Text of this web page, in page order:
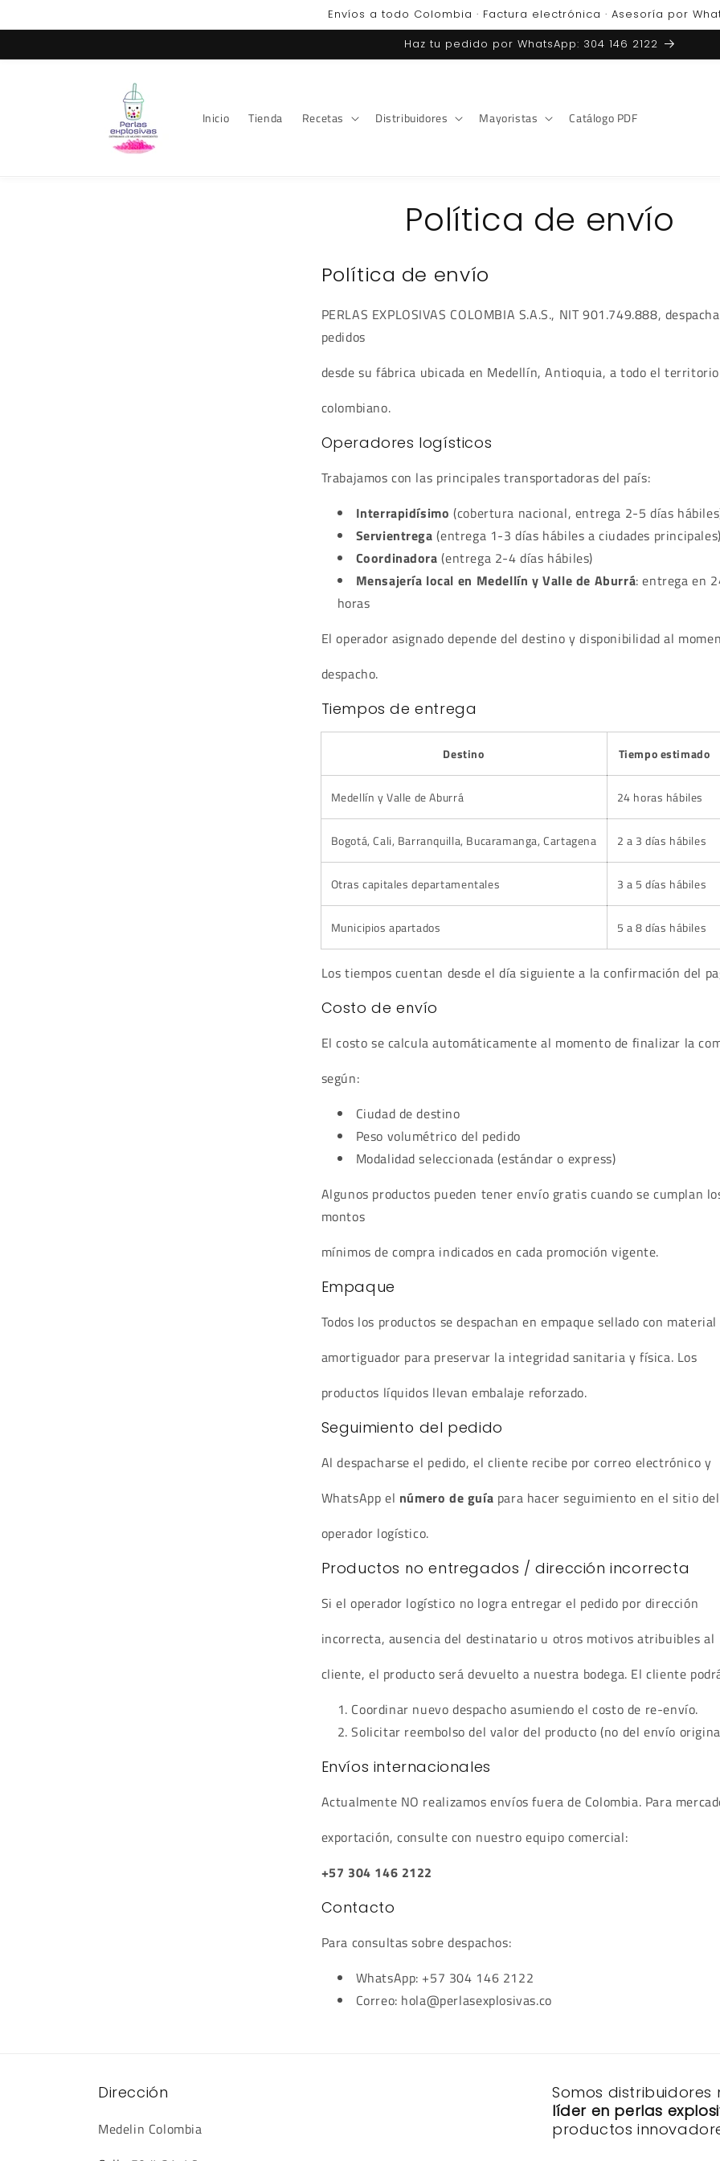
al contenido
Envíos a todo Colombia · Factura electrónica · Asesoría por
Haz tu pedido por WhatsApp: 304 146 2122
Inicio Tienda Recetas Distribuidores Mayoristas Catálogo PDF
Política de envío
Política de envío
PERLAS EXPLOSIVAS COLOMBIA S.A.S., NIT 901.749.888, despacha
pedidos
desde su fábrica ubicada en Medellín, Antioquia, a todo el territorio
colombiano.
Operadores logísticos
Trabajamos con las principales transportadoras del país:
Interrapidísimo (cobertura nacional, entrega 2-5 días
Servientrega (entrega 1-3 días hábiles a ciudades principales)
Coordinadora (entrega 2-4 días hábiles)
Mensajería local en Medellín y Valle de Aburrá: entrega en
horas
El operador asignado depende del destino y disponibilidad al
despacho.
Tiempos de entrega
Destino Tiempo estimado
Medellín y Valle de Aburrá 24 horas hábiles
Bogotá, Cali, Barranquilla, Bucaramanga, Cartagena 2 a 3 días hábiles
Otras capitales departamentales 3 a 5 días hábiles
Municipios apartados 5 a 8 días hábiles
Los tiempos cuentan desde el día siguiente a la confirmación del
Costo de envío
El costo se calcula automáticamente al momento de finalizar la
según:
Ciudad de destino
Peso volumétrico del pedido
Modalidad seleccionada (estándar o express)
Algunos productos pueden tener envío gratis cuando se cumplan
montos
mínimos de compra indicados en cada promoción vigente.
Empaque
Todos los productos se despachan en empaque sellado con material
amortiguador para preservar la integridad sanitaria y física. Los
productos líquidos llevan embalaje reforzado.
Seguimiento del pedido
Al despacharse el pedido, el cliente recibe por correo electrónico y
WhatsApp el número de guía para hacer seguimiento en el sitio del
operador logístico.
Productos no entregados / dirección incorrecta
Si el operador logístico no logra entregar el pedido por dirección
incorrecta, ausencia del destinatario u otros motivos atribuibles al
cliente, el producto será devuelto a nuestra bodega. El cliente
Coordinar nuevo despacho asumiendo el costo de re-envío.
Solicitar reembolso del valor del producto (no del envío
Envíos internacionales
Actualmente NO realizamos envíos fuera de Colombia. Para
exportación, consulte con nuestro equipo comercial:
+57 304 146 2122
Contacto
Para consultas sobre despachos:
WhatsApp: +57 304 146 2122
Correo: hola@perlasexplosivas.co
Dirección
Medelin Colombia
Somos distribuidores
líder en perlas
productos